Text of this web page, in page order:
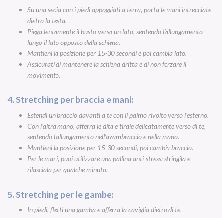
Su una sedia con i piedi appoggiati a terra, porta le mani intrecciate
dietro la testa.
Piega lentamente il busto verso un lato, sentendo l’allungamento
lungo il lato opposto della schiena.
Mantieni la posizione per 15-30 secondi e poi cambia lato.
Assicurati di mantenere la schiena dritta e di non forzare il
movimento.
4. Stretching per braccia e mani:
Estendi un braccio davanti a te con il palmo rivolto verso l’esterno.
Con l’altra mano, afferra le dita e tirale delicatamente verso di te,
sentendo l’allungamento nell’avambraccio e nella mano.
Mantieni la posizione per 15-30 secondi, poi cambia braccio.
Per le mani, puoi utilizzare una pallina anti-stress: stringila e
rilasciala per qualche minuto.
5. Stretching per le gambe:
In piedi, fletti una gamba e afferra la caviglia dietro di te.